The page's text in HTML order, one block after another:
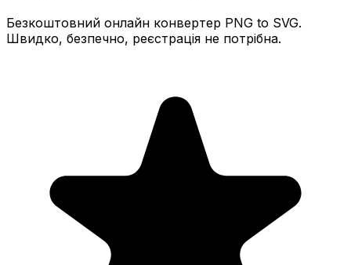
Безкоштовний онлайн конвертер PNG to SVG.
Швидко, безпечно, реєстрація не потрібна.